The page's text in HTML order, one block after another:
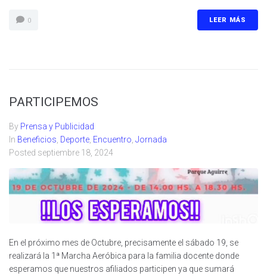
0 LEER MÁS
PARTICIPEMOS
By Prensa y Publicidad
In Beneficios Deporte Encuentro Jornada
Posted septiembre 18, 2024
En el próximo mes de Octubre, precisamente el sábado 19, se
realizará la 1ª Marcha Aeróbica para la familia docente donde
esperamos que nuestros afiliados participen ya que sumará